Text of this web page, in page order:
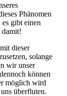
Phänomen
gibt einen
damit!
dieser
solange
wir unser
können
möglich wird
überfluten.